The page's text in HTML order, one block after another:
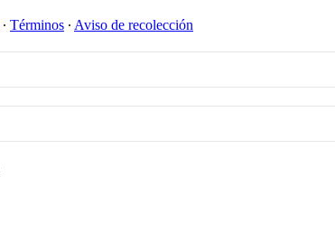
∙ Términos ∙ Aviso de recolección